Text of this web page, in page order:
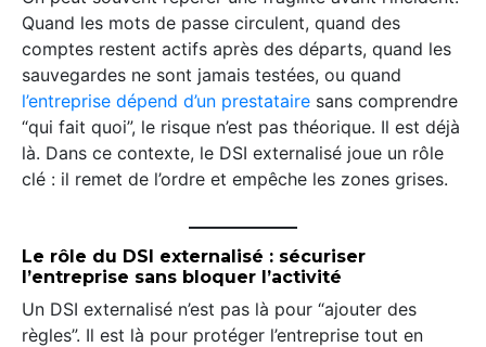
Quand les mots de passe circulent, quand des
comptes restent actifs après des départs, quand les
sauvegardes ne sont jamais testées, ou quand
l’entreprise dépend d’un prestataire sans comprendre
“qui fait quoi”, le risque n’est pas théorique. Il est déjà
là. Dans ce contexte, le DSI externalisé joue un rôle
clé : il remet de l’ordre et empêche les zones grises.
Le rôle du DSI externalisé : sécuriser
l’entreprise sans bloquer l’activité
Un DSI externalisé n’est pas là pour “ajouter des
règles”. Il est là pour protéger l’entreprise tout en